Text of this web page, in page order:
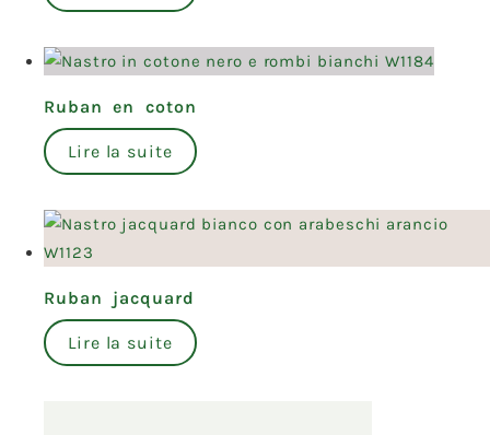
Ruban en coton
Lire la suite
Ruban jacquard
Lire la suite